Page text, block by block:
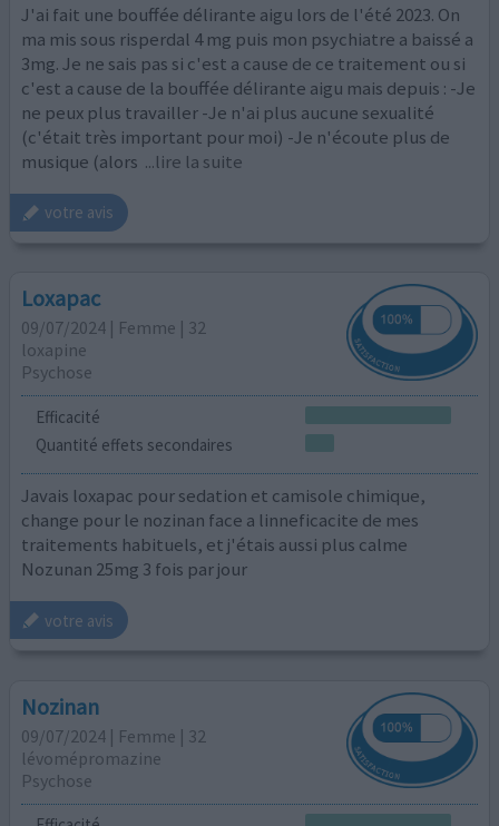
J'ai fait une bouffée délirante aigu lors de l'été 2023. On
ma mis sous risperdal 4 mg puis mon psychiatre a baissé a
3mg. Je ne sais pas si c'est a cause de ce traitement ou si
c'est a cause de la bouffée délirante aigu mais depuis : -Je
ne peux plus travailler -Je n'ai plus aucune sexualité
(c'était très important pour moi) -Je n'écoute plus de
musique (alors ...lire la suite
votre avis
Loxapac
09/07/2024 | Femme | 32
loxapine
Psychose
Efficacité
Quantité effets secondaires
Javais loxapac pour sedation et camisole chimique,
change pour le nozinan face a linneficacite de mes
traitements habituels, et j'étais aussi plus calme
Nozunan 25mg 3 fois par jour
votre avis
Nozinan
09/07/2024 | Femme | 32
lévomépromazine
Psychose